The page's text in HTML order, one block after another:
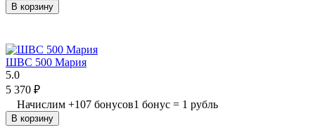
В корзину
ШВС 500 Мария
5.0
5 370 ₽
Начислим +107 бонусов1 бонус = 1 рубль
В корзину